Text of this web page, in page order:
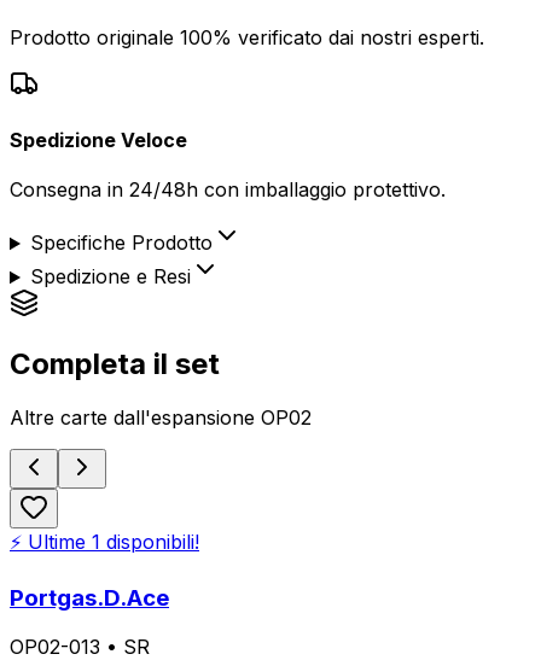
Prodotto originale 100% verificato dai nostri esperti.
Spedizione Veloce
Consegna in 24/48h con imballaggio protettivo.
Specifiche Prodotto
Spedizione e Resi
Completa il set
Altre carte dall'espansione OP02
⚡ Ultime 1 disponibili!
Portgas.D.Ace
OP02-013 • SR